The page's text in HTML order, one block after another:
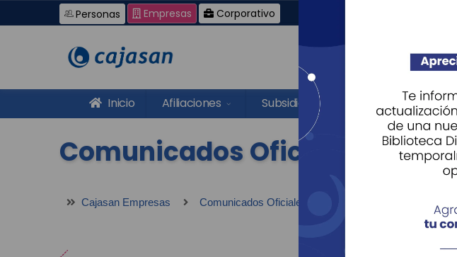
Personas Empresas Corporativo
Inicio Afiliaciones Subsidios Recreación
Comunicados Oficiales
Cajasan Empresas Comunicados Oficiales Becas educación superior